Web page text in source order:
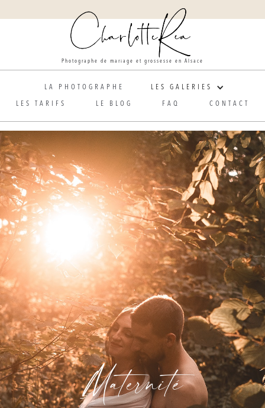
Photographe de mariage et grossesse en Alsace
LA PHOTOGRAPHE LES GALERIES
LES TARIFS LE BLOG FAQ CONTACT
Maternité